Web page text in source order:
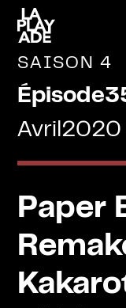
SAISON 4
Épisode
Avril2020
Paper